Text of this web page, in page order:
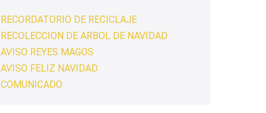
RECORDATORIO DE RECICLAJE
RECOLECCION DE ARBOL DE NAVIDAD
AVISO REYES MAGOS
AVISO FELIZ NAVIDAD
COMUNICADO